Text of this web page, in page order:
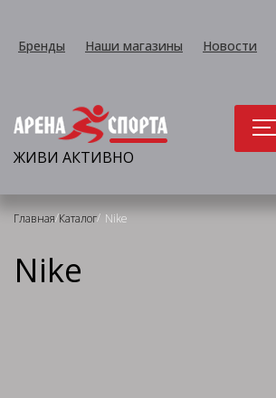
Бренды Наши магазины Новости
ЖИВИ АКТИВНО
Главная/Каталог/ Nike
Nike